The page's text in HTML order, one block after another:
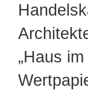
„Haus